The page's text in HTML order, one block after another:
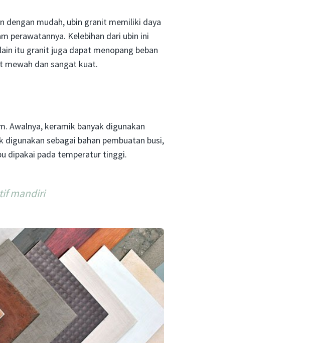
dengan mudah, ubin granit memiliki daya
perawatannya. Kelebihan dari ubin ini
itu granit juga dapat menopang beban
mewah dan sangat kuat.
Awalnya, keramik banyak digunakan
sebagai bahan pembuatan busi,
dipakai pada temperatur tinggi.
mandiri